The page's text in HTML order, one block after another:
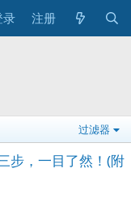
录 注册
过滤器
步，一目了然！(附